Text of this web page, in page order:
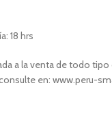
18 hrs
a la venta de todo
en: www.peru-